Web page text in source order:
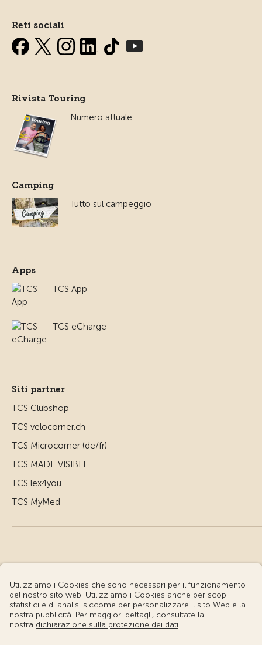
Reti sociali
Rivista Touring
Numero attuale
Camping
Tutto sul campeggio
Apps
TCS App
TCS eCharge
Siti partner
TCS Clubshop
TCS velocorner.ch
TCS Microcorner (de/fr)
TCS MADE VISIBLE
TCS lex4you
TCS MyMed
© Touring Club Svizzero